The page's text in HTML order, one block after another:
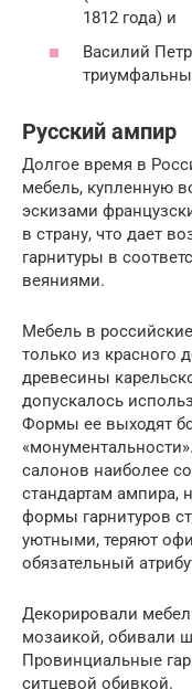
1812 года) и
Василий
Русский ампир
Долгое время в
мебель, купленную
эскизами
в страну, что дает
гарнитуры в
веяниями.
Мебель в
только из красного
древесины
допускалось
Формы ее выходят
салонов наиболее
стандартам ампира,
формы гарнитуров
уютными, теряют
обязательный
Декорировали
мозаикой, обивали
Провинциальные
ситцевой обивкой.